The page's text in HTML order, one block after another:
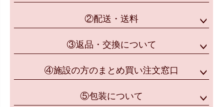
②配送・送料
③返品・交換について
④施設の方のまとめ買い注文窓口
⑤包装について